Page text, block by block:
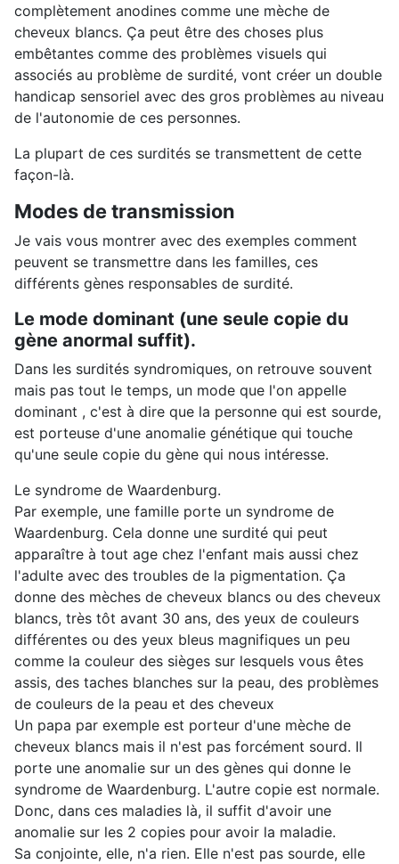
complètement anodines comme une mèche de
cheveux blancs. Ça peut être des choses plus
embêtantes comme des problèmes visuels qui
associés au problème de surdité, vont créer un double
handicap sensoriel avec des gros problèmes au niveau
de l'autonomie de ces personnes.
La plupart de ces surdités se transmettent de cette
façon-là.
Modes de transmission
Je vais vous montrer avec des exemples comment
peuvent se transmettre dans les familles, ces
différents gènes responsables de surdité.
Le mode dominant (une seule copie du
gène anormal suffit).
Dans les surdités syndromiques, on retrouve souvent
mais pas tout le temps, un mode que l'on appelle
dominant , c'est à dire que la personne qui est sourde,
est porteuse d'une anomalie génétique qui touche
qu'une seule copie du gène qui nous intéresse.
Le syndrome de Waardenburg.
Par exemple, une famille porte un syndrome de
Waardenburg. Cela donne une surdité qui peut
apparaître à tout age chez l'enfant mais aussi chez
l'adulte avec des troubles de la pigmentation. Ça
donne des mèches de cheveux blancs ou des cheveux
blancs, très tôt avant 30 ans, des yeux de couleurs
différentes ou des yeux bleus magnifiques un peu
comme la couleur des sièges sur lesquels vous êtes
assis, des taches blanches sur la peau, des problèmes
de couleurs de la peau et des cheveux
Un papa par exemple est porteur d'une mèche de
cheveux blancs mais il n'est pas forcément sourd. Il
porte une anomalie sur un des gènes qui donne le
syndrome de Waardenburg. L'autre copie est normale.
Donc, dans ces maladies là, il suffit d'avoir une
anomalie sur les 2 copies pour avoir la maladie.
Sa conjointe, elle, n'a rien. Elle n'est pas sourde, elle